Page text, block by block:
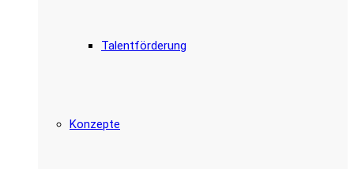
Talentförderung
Konzepte